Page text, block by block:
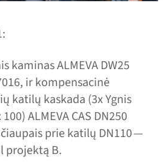
kaminas ALMEVA DW25
ir kompensacinė
katilų kaskada (3x Ygnis
ALMEVA CAS DN250
prie katilų DN110 —
projektą B.